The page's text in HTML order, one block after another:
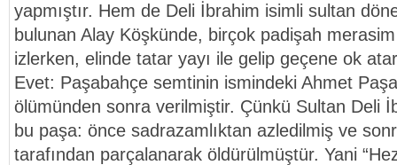
yapmıştır. Hem de Deli İbrahim isimli sultan
bulunan Alay Köşkünde, birçok padişah
izlerken, elinde tatar yayı ile gelip geçene ok
Evet: Paşabahçe semtinin ismindeki Ahmet
ölümünden sonra verilmiştir. Çünkü Sultan Deli
bu paşa: önce sadrazamlıktan azledilmiş ve
tarafından parçalanarak öldürülmüştür. Yani